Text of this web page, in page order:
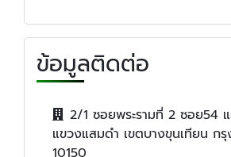
ข้อมูลติดต่อ
2/1 ซอยพระรามที่ 2 ซอย54
แขวงแสมดำ เขตบางขุนเทียน ก